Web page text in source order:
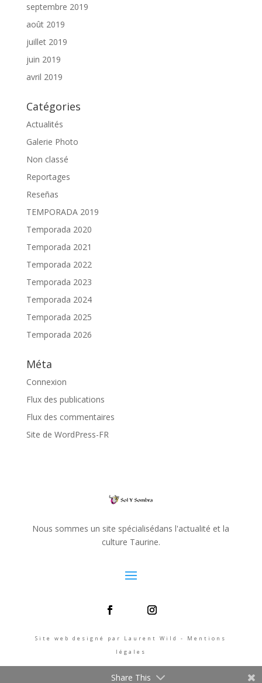
septembre 2019
août 2019
juillet 2019
juin 2019
avril 2019
Catégories
Actualités
Galerie Photo
Non classé
Reportages
Reseñas
TEMPORADA 2019
Temporada 2020
Temporada 2021
Temporada 2022
Temporada 2023
Temporada 2024
Temporada 2025
Temporada 2026
Méta
Connexion
Flux des publications
Flux des commentaires
Site de WordPress-FR
Nous sommes un site spécialisédans l'actualité et la
culture Taurine.
Site web designé par Laurent Wild - Mentions
légales
Share This